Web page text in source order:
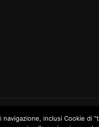
inclusi Cookie di